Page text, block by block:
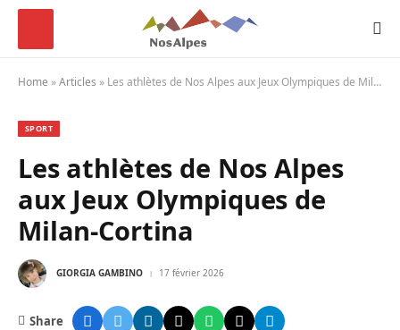
Home »Articles » Les athlètes de Nos Alpes aux Jeux Olympiques de Milan-Cortina
SPORT
Les athlètes de Nos Alpes
aux Jeux Olympiques de
Milan-Cortina
GIORGIA GAMBINO 17 février 2026
Share